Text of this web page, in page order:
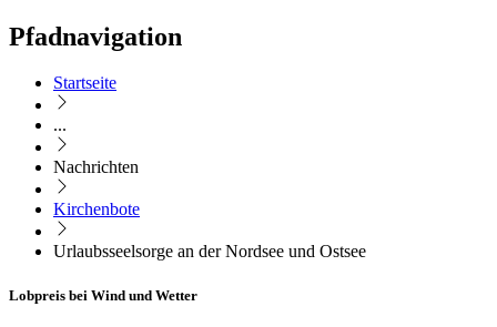
Pfadnavigation
Startseite
...
Nachrichten
Kirchenbote
Urlaubsseelsorge an der Nordsee und Ostsee
Lobpreis bei Wind und Wetter